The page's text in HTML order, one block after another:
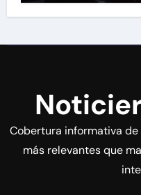
Cobertura informativa
más relevantes que